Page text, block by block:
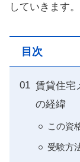
していきます。
目次
賃貸住宅
の経緯
この資
受験方